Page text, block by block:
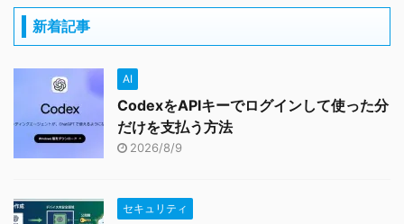
新着記事
AI
CodexをAPIキーでログインして使った分
だけを支払う方法
2026/8/9
セキュリティ